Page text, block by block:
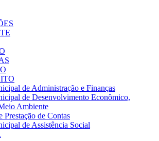
de Administração e Finanças
de Desenvolvimento Econômico,
Ambiente
Prestação de Contas
de Assistência Social